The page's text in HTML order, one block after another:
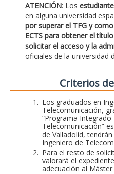
ATENCIÓN: Los
en alguna universidad
por superar el TFG y
ECTS para obtener el
solicitar el acceso y la
oficiales de la universidad
Criterios
Los graduados en
Telecomunicación,
“Programa Integrado
Telecomunicación”
de Valladolid,
Ingeniero de
Para el resto de
valorará el
adecuación al Máster